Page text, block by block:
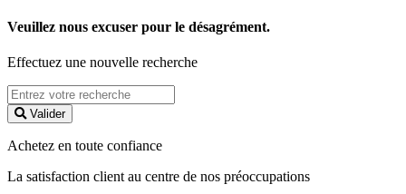
Veuillez nous excuser pour le désagrément.
Effectuez une nouvelle recherche
Valider
Achetez en toute confiance
La satisfaction client au centre de nos préoccupations